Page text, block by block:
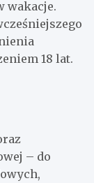
wakacje.
18 lat.
– do